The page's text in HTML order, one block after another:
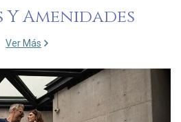
Amenidades
Ver Más